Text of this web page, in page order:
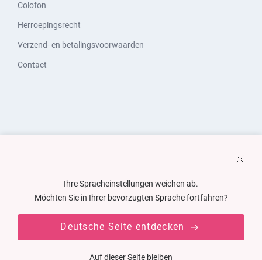
Colofon
Herroepingsrecht
Verzend- en betalingsvoorwaarden
Contact
Ihre Spracheinstellungen weichen ab.
Möchten Sie in Ihrer bevorzugten Sprache fortfahren?
Deutsche Seite entdecken
Auf dieser Seite bleiben